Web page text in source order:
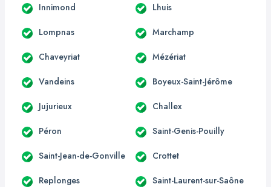
Innimond Lhuis
Lompnas Marchamp
Chaveyriat Mézériat
Vandeins Boyeux-Saint-Jérôme
Jujurieux Challex
Péron Saint-Genis-Pouilly
Saint-Jean-de-Gonville Crottet
Replonges Saint-Laurent-sur-Saône